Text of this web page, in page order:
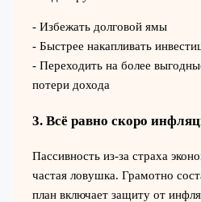
- Избежать долговой ямы
- Быстрее накапливать
- Переходить на более
потери дохода
3. Всё равно скоро
Пассивность из-за страха
частая ловушка. Грамотно
план включает защиту от